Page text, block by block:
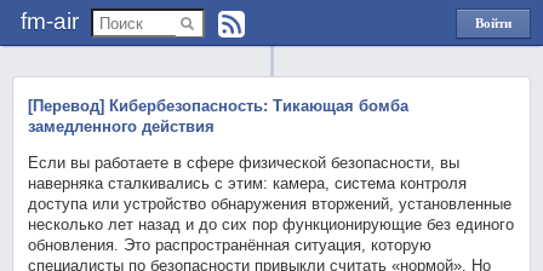
fm-air
Войти
через
[Перевод] Кибербезопасность: Тикaющая бомба
замедленного действия
Если вы работаете в сфере физической безопасности, вы
наверняка сталкивались с этим: камера, система контроля
доступа или устройство обнаружения вторжений, установленные
несколько лет назад и до сих пор функционирующие без единого
обновления. Это распространённая ситуация, которую
специалисты по безопасности привыкли считать «нормой». Но